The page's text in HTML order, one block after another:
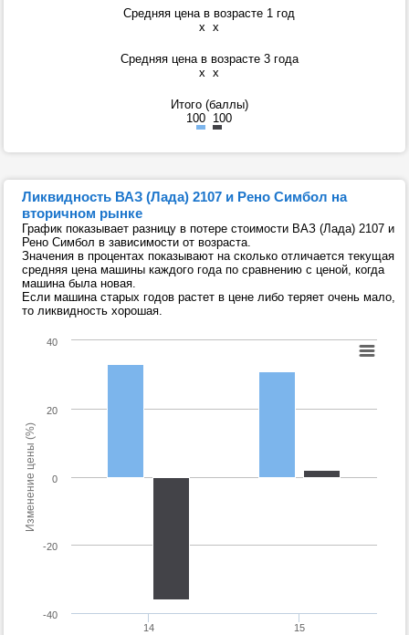
Средняя цена в возрасте 1 год
x x
Средняя цена в возрасте 3 года
x x
Итого (баллы)
100 100
Ликвидность ВАЗ (Лада) 2107 и Рено Симбол на
вторичном рынке
График показывает разницу в потере стоимости ВАЗ (Лада) 2107 и
Рено Симбол в зависимости от возраста.
Значения в процентах показывают на сколько отличается текущая
средняя цена машины каждого года по сравнению с ценой, когда
машина была новая.
Если машина старых годов растет в цене либо теряет очень мало,
то ликвидность хорошая.
Изменение цены (%)
14 15
-40
-20
0
20
40